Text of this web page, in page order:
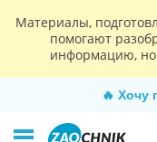
Материалы,
помогают
информацию, но
🔥 Хочу